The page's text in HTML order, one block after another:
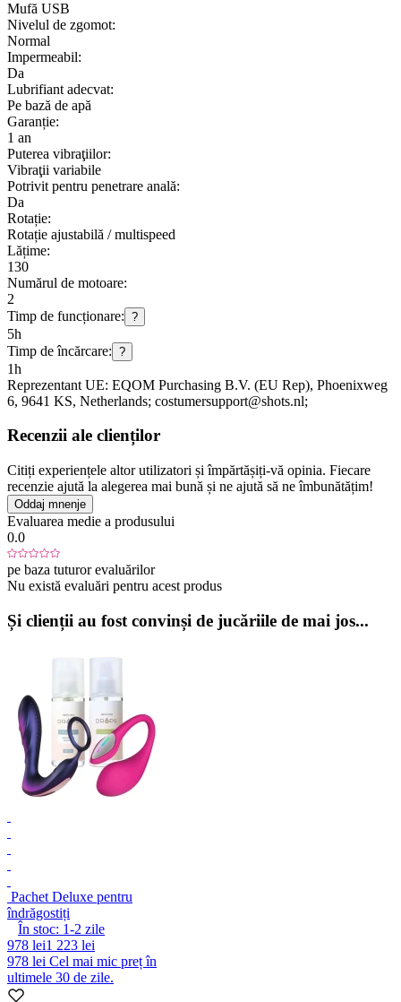
Mufă USB
Nivelul de zgomot:
Normal
Impermeabil:
Da
Lubrifiant adecvat:
Pe bază de apă
Garanție:
1 an
Puterea vibraţiilor:
Vibraţii variabile
Potrivit pentru penetrare anală:
Da
Rotație:
Rotație ajustabilă / multispeed
Lățime:
130
Numărul de motoare:
2
Timp de funcționare: ?
5h
Timp de încărcare: ?
1h
Reprezentant UE: EQOM Purchasing B.V. (EU Rep), Phoenixweg
6, 9641 KS, Netherlands; costumersupport@shots.nl;
Recenzii ale clienților
Citiți experiențele altor utilizatori și împărtășiți-vă opinia. Fiecare
recenzie ajută la alegerea mai bună și ne ajută să ne îmbunătățim!
Oddaj mnenje
Evaluarea medie a produsului
0.0
pe baza tuturor evaluărilor
Nu există evaluări pentru acest produs
Și clienții au fost convinși de jucăriile de mai jos...
Pachet Deluxe pentru
îndrăgostiți
În stoc: 1-2 zile
978 lei1 223 lei
978 lei Cel mai mic preț în
ultimele 30 de zile.